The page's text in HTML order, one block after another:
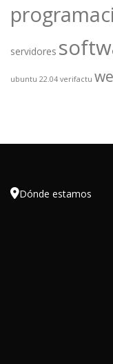
servidores
ubuntu 22.04 verifactu
Dónde estamos